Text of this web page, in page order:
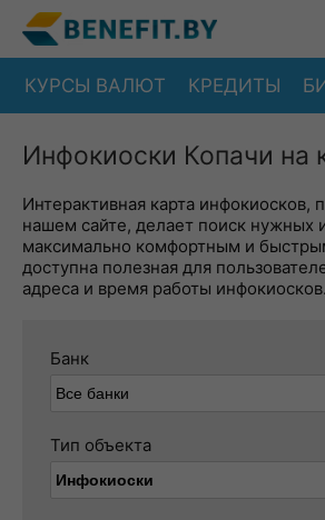
КУРСЫ ВАЛЮТ КРЕДИТЫ
Инфокиоски Копачи на
Интерактивная карта инфокиосков,
нашем сайте, делает поиск нужных
максимально комфортным и
доступна полезная для
адреса и время работы инфокиосков.
Банк
Тип объекта